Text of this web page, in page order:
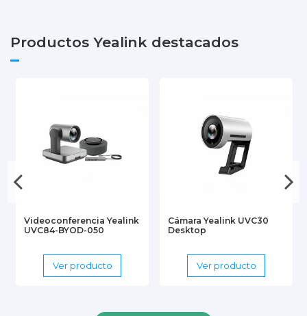
Productos Yealink destacados
Videoconferencia Yealink
UVC84-BYOD-050
Ver producto
Cámara Yealink UVC30
Desktop
Ver producto